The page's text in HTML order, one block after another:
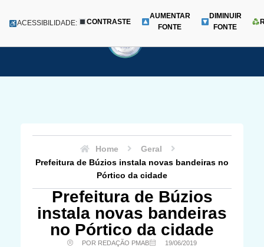
para
Menu
ACESSIBILIDADE: CONTRASTE
AUMENTAR
FONTE
DIMINUIR
FONTE
Home
Geral
Prefeitura de Búzios instala novas bandeiras no
Pórtico da cidade
Prefeitura de Búzios
instala novas bandeiras
no Pórtico da cidade
POR REDAÇÃO PMAB
19/06/2019